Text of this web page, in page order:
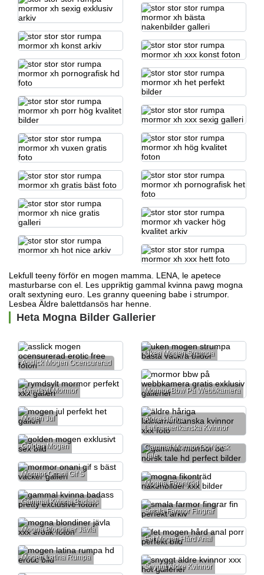
Lekfull teeny förför en mogen mamma. LENA, le apetece
masturbarse con el. Les uppriktig gammal kvinna pawg mogna
oralt sextyning euro. Les granny queening babe i strumpor.
Lesbea Äldre balettdansös har henne.
Heta Mogna Bilder Gallerier
Asslick Mogen Ocensurerad
Uken Mogen Strumpa
Mormor Bbw På Webbkamera
Rymdsylt Mormor
Mogen Jul
Äldre Håriga
Latinamerikanska Kvinnor
Golden Mogen
Gammal Mormor Oo Norsk
Tale
Mormor Onani Gif S
Mogna Fikonträd
Gammal Kvinna Badass
Smala Farmor Fingrar
Mogna Blondiner Jävla
Fet Mogen Hård Anal
Mogen Latina Rumpa
Snyggt Äldre Kvinnor